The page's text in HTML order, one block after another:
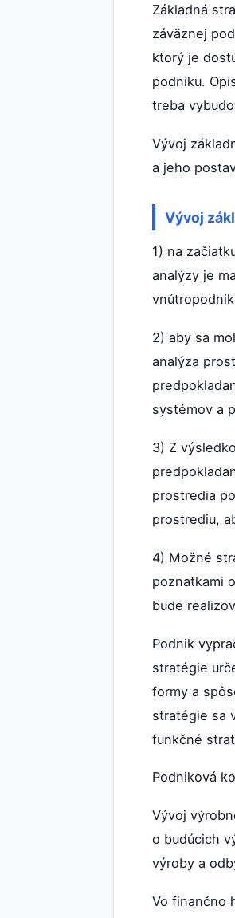
Základná
záväznej
ktorý je
podniku.
treba
Vývoj
a jeho
Vývoj
1) na
analýzy je
2) aby sa
analýza
systémov a
3) Z
prostredia
prostrediu,
4) Možné
poznatkami
bude
Podnik
stratégie
formy a
stratégie sa
funkčné
Podniková
Vývoj
o budúcich
výroby a
Vo finančno